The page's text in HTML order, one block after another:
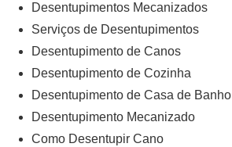
Desentupimentos Mecanizados
Serviços de Desentupimentos
Desentupimento de Canos
Desentupimento de Cozinha
Desentupimento de Casa de Banho
Desentupimento Mecanizado
Como Desentupir Cano